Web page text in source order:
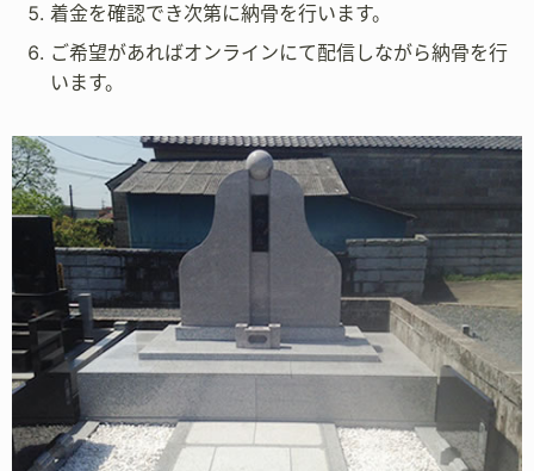
着金を確認でき次第に納骨を行います。
ご希望があればオンラインにて配信しながら納骨を行
います。